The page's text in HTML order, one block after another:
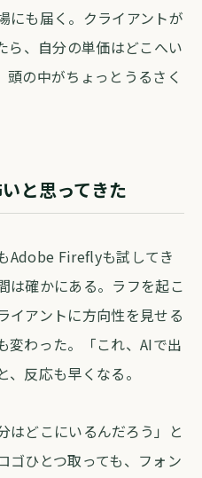
にも届く。クライアントが
ら、自分の単価はどこへい
頭の中がちょっとうるさく
と思ってきた
Adobe Fireflyも試してき
は確かにある。ラフを起こ
イアントに方向性を見せる
変わった。「これ、AIで出
反応も早くなる。
はどこにいるんだろう」と
ゴひとつ取っても、フォン